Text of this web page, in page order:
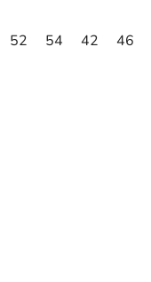
52 54 42 46